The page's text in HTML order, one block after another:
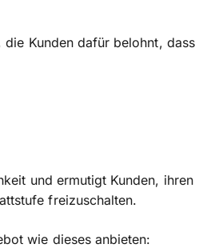
die Kunden dafür belohnt, dass
und ermutigt Kunden, ihren
freizuschalten.
wie dieses anbieten: